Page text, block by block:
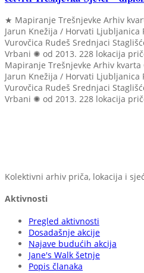
★ Mapiranje Trešnjevke Arhiv
Jarun Knežija / Horvati Ljubljanica
Vurovčica Rudeš Srednjaci
Vrbani ✺ od 2013. 228 lokacija
Mapiranje Trešnjevke Arhiv kvarta
Jarun Knežija / Horvati Ljubljanica
Vurovčica Rudeš Srednjaci
Vrbani ✺ od 2013. 228 lokacija
Kolektivni arhiv priča, lokacija i
Aktivnosti
Pregled aktivnosti
Dosadašnje akcije
Najave budućih akcija
Jane's Walk šetnje
Popis članaka